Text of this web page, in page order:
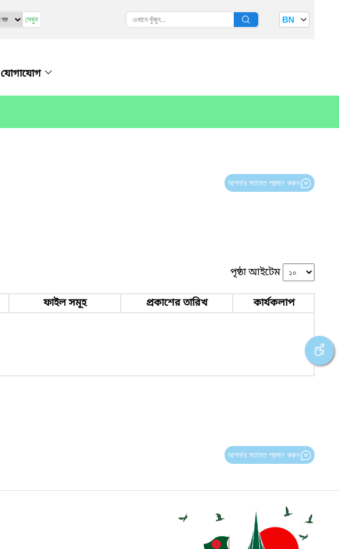
দেখুন BN
যোগাযোগ
আপনার মতামত প্রদান করুন
পৃষ্ঠা আইটেম
ফাইল সমূহ প্রকাশের তারিখ কার্যকলাপ
আপনার মতামত প্রদান করুন